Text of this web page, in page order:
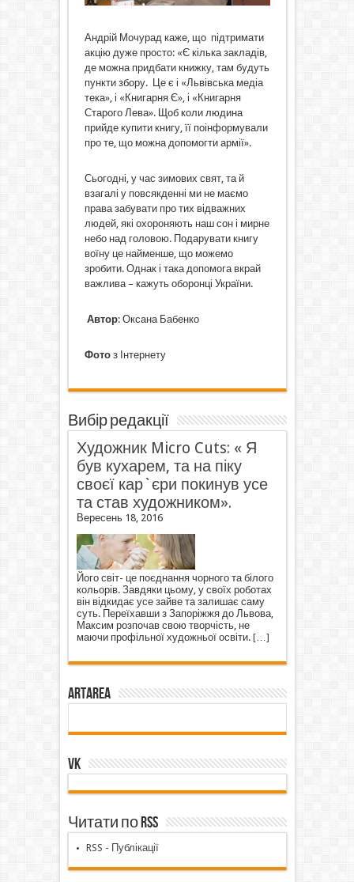
Андрій Мочурад каже, що підтримати
акцію дуже просто: «Є кілька закладів,
де можна придбати книжку, там будуть
пункти збору. Це є і «Львівська медіа
тека», і «Книгарня Є», і «Книгарня
Старого Лева». Щоб коли людина
прийде купити книгу, її поінформували
про те, що можна допомогти армії».
Сьогодні, у час зимових свят, та й
взагалі у повсякденні ми не маємо
права забувати про тих відважних
людей, які охороняють наш сон і мирне
небо над головою. Подарувати книгу
воїну це найменше, що можемо
зробити. Однак і така допомога вкрай
важлива – кажуть оборонці України.
Автор: Оксана Бабенко
Фотоз Інтернету
Вибір редакції
Художник Micro Cuts: « Я
був кухарем, та на піку
своєї кар`єри покинув усе
та став художником».
Вересень 18, 2016
Його світ- це поєднання чорного та білого
кольорів. Завдяки цьому, у своїх роботах
він відкидає усе зайве та залишає саму
суть. Переїхавши з Запоріжжя до Львова,
Максим розпочав свою творчість, не
маючи профільної художньої освіти. […]
ArtArea
VK
Читати по RSS
RSS - Публікації